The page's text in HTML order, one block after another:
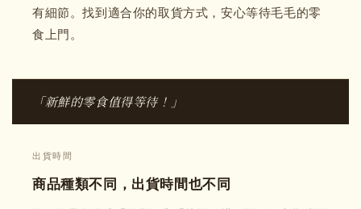
有細節。找到適合你的取貨方式，安心等待毛毛的零
食上門。
「新鮮的零食值得等待！」
出貨時間
商品種類不同，出貨時間也不同